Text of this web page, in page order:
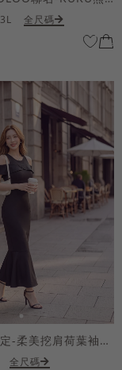
3L 全尺碼
小隻女限定-柔美挖肩荷葉袖魚尾長洋裝
全尺碼